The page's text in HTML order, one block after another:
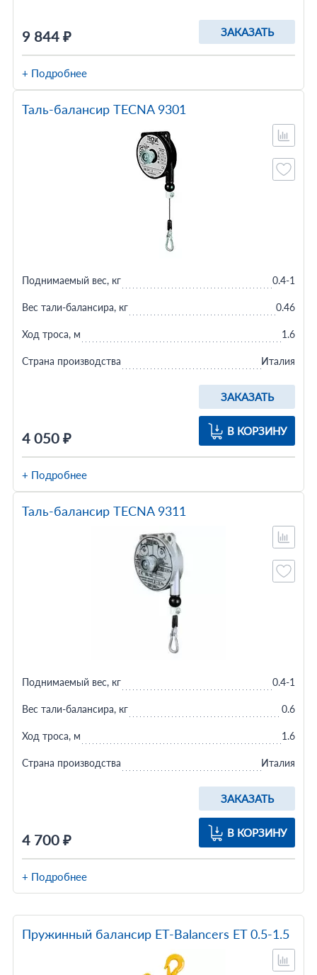
9 844 ₽ ЗАКАЗАТЬ
+ Подробнее
Таль-балансир TECNA 9301
4 050 ₽
ЗАКАЗАТЬ
В КОРЗИНУ
Поднимаемый вес, кг 0.4-1
Вес тали-балансира, кг 0.46
Ход троса, м 1.6
Страна производства Италия
+ Подробнее
Таль-балансир TECNA 9311
4 700 ₽
ЗАКАЗАТЬ
В КОРЗИНУ
Поднимаемый вес, кг 0.4-1
Вес тали-балансира, кг 0.6
Ход троса, м 1.6
Страна производства Италия
+ Подробнее
Пружинный балансир ET-Balancers ET 0.5-1.5